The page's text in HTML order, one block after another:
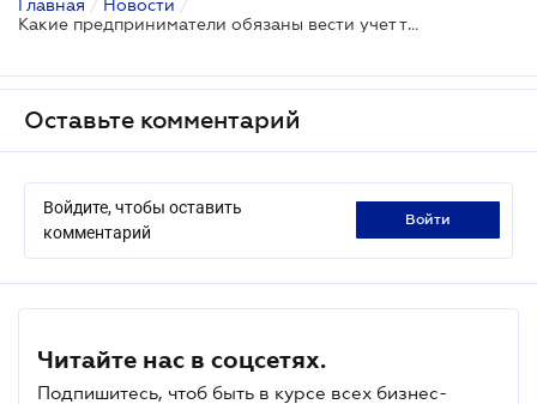
Главная / Новости /
Какие предприниматели обязаны вести учет товарных запасов
Оставьте комментарий
Войдите, чтобы оставить
комментарий
войти
Читайте нас в соцсетях.
Подпишитесь, чтоб быть в курсе всех бизнес-